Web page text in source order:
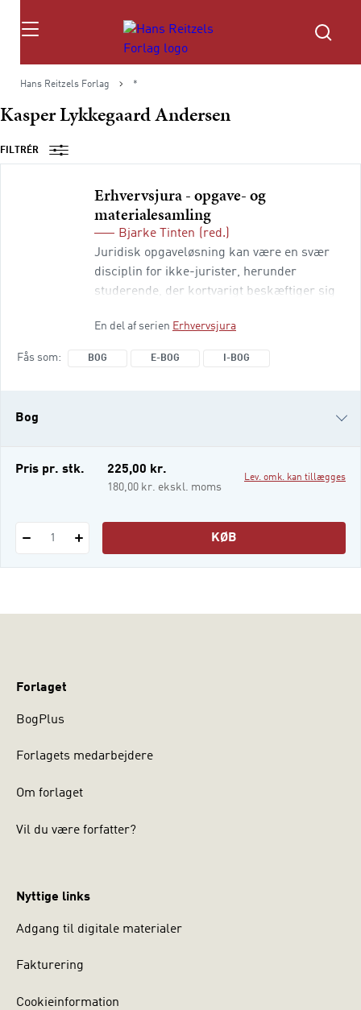
Søg
Hans Reitzels Forlag *
Kasper Lykkegaard Andersen
FILTRÉR
Erhvervsjura - opgave- og
materialesamling
Bjarke Tinten
(red.)
Juridisk opgaveløsning kan være en svær
disciplin for ikke-jurister, herunder
studerende, der kortvarigt beskæftiger sig
uddannelser, hvor det er et obligatorisk fag.
En del af serien Erhvervsjura
Fås som BOG E-BOG I-BOG
Bog
e-bog
Pris pr. stk. 225,00 kr.
180,00 kr. ekskl. moms
Lev. omk. kan tillægges
1 KØB
Forlaget
BogPlus
Forlagets medarbejdere
Om forlaget
Vil du være forfatter?
Nyttige links
Adgang til digitale materialer
Fakturering
Cookieinformation